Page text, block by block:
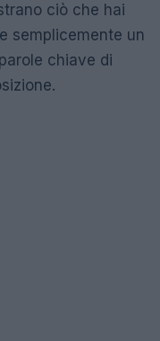
ciò che hai
semplicemente un
chiave di